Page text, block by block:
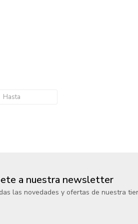
a nuestra newsletter
las novedades y ofertas de nuestra